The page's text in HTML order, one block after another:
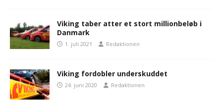
Viking taber atter et stort millionbeløb i
Danmark
1. juli 2021 Redaktionen
Viking fordobler underskuddet
24. juni 2020 Redaktionen